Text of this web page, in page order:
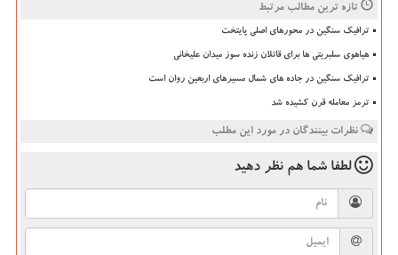
تازه ترین مطالب مرتبط
ترافیک سنگین در محورهای اصلی پایتخت
هیاهوی سلبریتی ها برای قاتلان زنده سوز میدان علیخانی
ترافیک سنگین در جاده های شمال مسیرهای اربعین روان است
ترمز معامله قرن کشیده شد
نظرات بینندگان در مورد این مطلب
لطفا شما هم نظر دهید